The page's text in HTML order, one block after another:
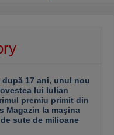
17 ani, unul nou
lui Iulian
premiu primit din
Magazin la maşina
sute de milioane